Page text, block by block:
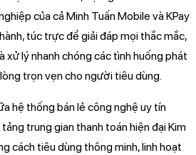
của cả Minh Tuấn Mobile và KPay
túc trực để giải đáp mọi thắc mắc,
xử lý nhanh chóng các tình huống phát
trọn vẹn cho người tiêu dùng.
hệ thống bán lẻ công nghệ uy tín
trung gian thanh toán hiện đại Kim
cách tiêu dùng thông minh, linh hoạt